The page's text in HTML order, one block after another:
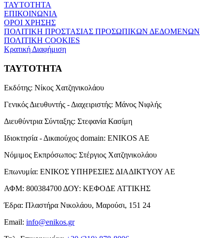
ΤΑΥΤΟΤΗΤΑ
ΕΠΙΚΟΙΝΩΝΙΑ
ΟΡΟΙ ΧΡΗΣΗΣ
ΠΟΛΙΤΙΚΗ ΠΡΟΣΤΑΣΙΑΣ ΠΡΟΣΩΠΙΚΩΝ ΔΕΔΟΜΕΝΩΝ
ΠΟΛΙΤΙΚΗ COOKIES
Κρατική Διαφήμιση
ΤΑΥΤΟΤΗΤΑ
Εκδότης: Νίκος Χατζηνικολάου
Γενικός Διευθυντής - Διαχειριστής: Μάνος Νιφλής
Διευθύντρια Σύνταξης: Στεφανία Κασίμη
Ιδιοκτησία - Δικαιούχος domain: ENIKOS AE
Νόμιμος Εκπρόσωπος: Στέργιος Χατζηνικολάου
Επωνυμία: ΕΝΙΚΟΣ ΥΠΗΡΕΣΙΕΣ ΔΙΑΔΙΚΤΥΟΥ ΑΕ
ΑΦΜ: 800384700 ΔΟΥ: ΚΕΦΟΔΕ ΑΤΤΙΚΗΣ
Έδρα: Πλαστήρα Νικολάου, Μαρούσι, 151 24
Email: info@enikos.gr